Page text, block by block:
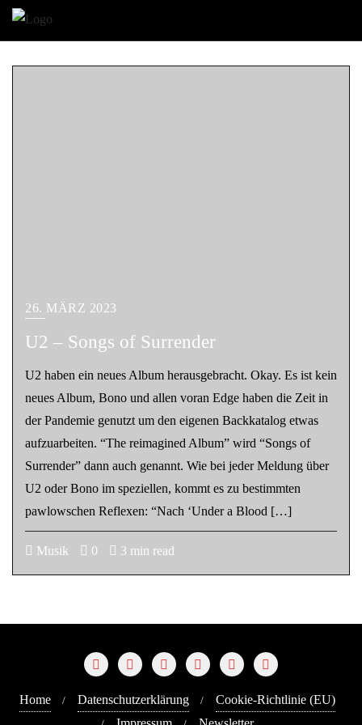
26. MÄRZ 2023
U2 – Songs of Surrender
U2 haben ein neues Album herausgebracht. Okay. Es ist kein
neues Album, Bono und allen voran Edge haben die Zeit in
der Pandemie genutzt um den eigenen Backkatalog etwas
aufzuarbeiten. “The reimagined Album” wird “Songs of
Surrender” dann auch genannt. Wie bei jeder Meldung über
U2 oder Bono im speziellen, kommt es zu bestimmten
pawlowschen Reflexen: “Nach ‘Under a Blood […]
Musik 0 3 min read
Home Datenschutzerklärung
Cookie-Richtlinie (EU)